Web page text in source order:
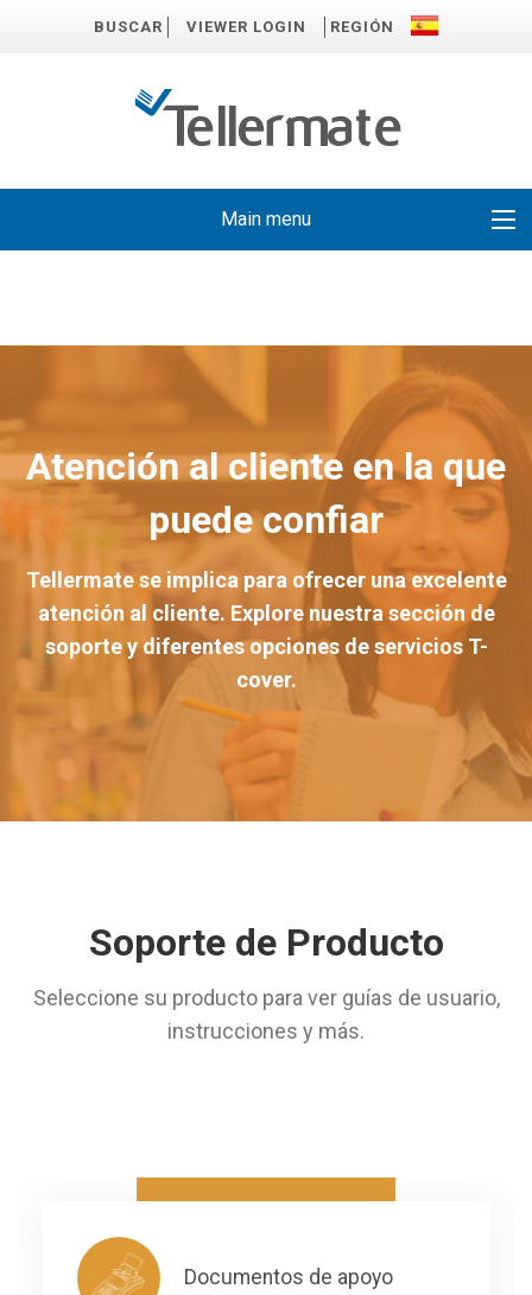
BUSCAR VIEWER LOGIN REGIÓN
Main menu
Atención al cliente en la que
puede confiar
Tellermate se implica para ofrecer una excelente
atención al cliente. Explore nuestra sección de
soporte y diferentes opciones de servicios T-
cover.
Soporte de Producto
Seleccione su producto para ver guías de usuario,
instrucciones y más.
Documentos de apoyo